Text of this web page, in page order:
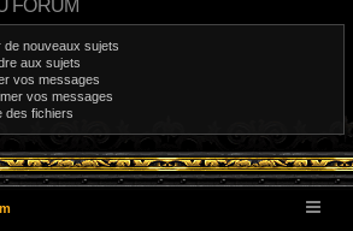
FORUM
de nouveaux sujets
aux sujets
vos messages
vos messages
des fichiers